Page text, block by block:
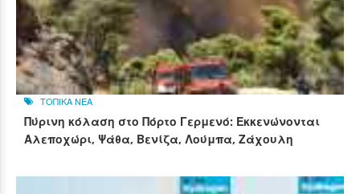
ΤΟΠΙΚΑ ΝΕΑ
Πύρινη κόλαση στο Πόρτο Γερμενό: Εκκενώνονται
Αλεποχώρι, Ψάθα, Βενίζα, Λούμπα, Ζάχουλη